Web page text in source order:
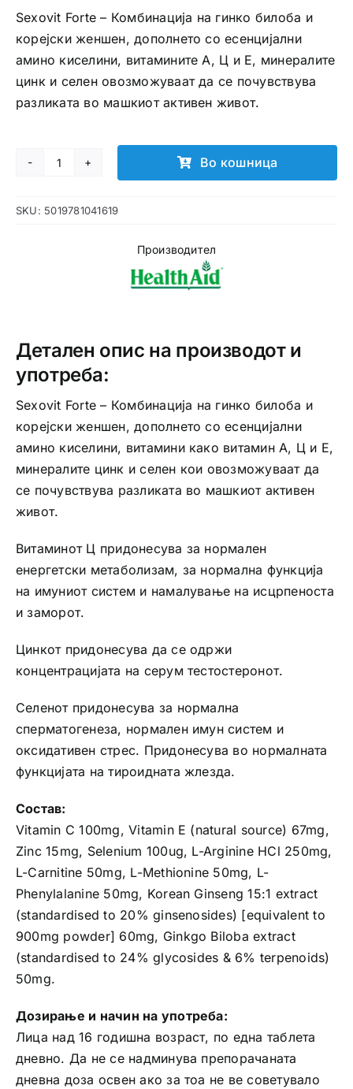
Sexovit Forte – Комбинација на гинко билоба и
корејски женшен, дополнето со есенцијални
амино киселини, витамините А, Ц и Е, минералите
цинк и селен овозможуваат да се почувствува
разликата во машкиот активен живот.
Sexovit
таблети
Во кошница
SKU: 5019781041619
Производител
Детален опис на производот и
употреба:
Sexovit Forte – Комбинација на гинко билоба и
корејски женшен, дополнето со есенцијални
амино киселини, витамини како витамин А, Ц и Е,
минералите цинк и селен кои овозможуваат да
се почувствува разликата во машкиот активен
живот.
Витаминот Ц придонесува за нормален
енергетски метаболизам, за нормална функција
на имуниот систем и намалување на исцрпеноста
и заморот.
Цинкот придонесува да се одржи
концентрацијата на серум тестостеронот.
Селенот придонесува за нормална
сперматогенеза, нормален имун систем и
оксидативен стрес. Придонесува во нормалната
функцијата на тироидната жлезда.
Состав:
Vitamin C 100mg, Vitamin E (natural source) 67mg,
Zinc 15mg, Selenium 100ug, L­-Arginine HCl 250mg,
L-­Carnitine 50mg, L-­Methionine 50mg, L­-
Phenylalanine 50mg, Korean Ginseng 15:1 extract
(standardised to 20% gin­senosides) [equivalent to
900mg powder] 60mg, Ginkgo Biloba extract
(standardised to 24% glycosides & 6% terpenoids)
50mg.
Дозирање и начин на употреба:
Лица над 16 годишна возраст, по една таблета
дневно. Да не се надминува препорачаната
дневна доза освен ако за тоа не ве советувало